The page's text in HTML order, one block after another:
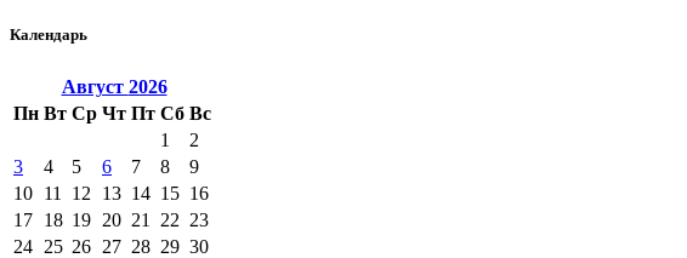
Календарь
Август 2026
Пн Вт Ср Чт Пт Сб Вс
1
2
3
4 5 6 7 8
9
10 11 12 13 14 15 16
17 18 19 20 21 22 23
24 25 26 27 28 29 30